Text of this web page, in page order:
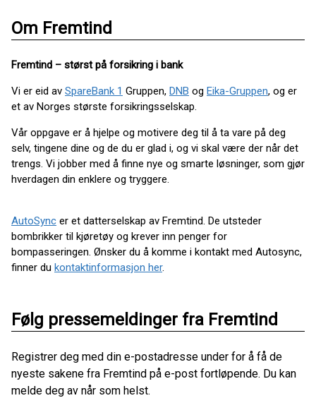
Om Fremtind
Fremtind – størst på forsikring i bank
Vi er eid av SpareBank 1 Gruppen, DNB og Eika-Gruppen, og er
et av Norges største forsikringsselskap.
Vår oppgave er å hjelpe og motivere deg til å ta vare på deg
selv, tingene dine og de du er glad i, og vi skal være der når det
trengs. Vi jobber med å finne nye og smarte løsninger, som gjør
hverdagen din enklere og tryggere.
AutoSync er et datterselskap av Fremtind. De utsteder
bombrikker til kjøretøy og krever inn penger for
bompasseringen. Ønsker du å komme i kontakt med Autosync,
finner du kontaktinformasjon her.
Følg pressemeldinger fra Fremtind
Registrer deg med din e-postadresse under for å få de
nyeste sakene fra Fremtind på e-post fortløpende. Du kan
melde deg av når som helst.